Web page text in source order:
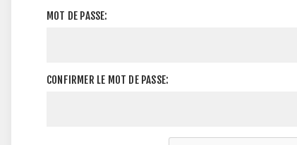
MOT DE PASSE:
CONFIRMER LE MOT DE PASSE: